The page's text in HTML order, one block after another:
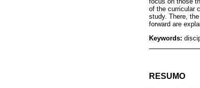
of the curricular
study. There,
forward are
Keywords:
RESUMO